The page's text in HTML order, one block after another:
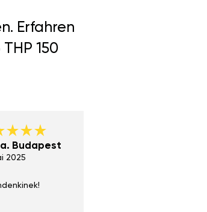
Erfahren
150
Budapest
2025